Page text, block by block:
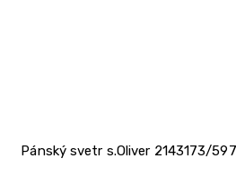
Pánský svetr s.Oliver 2143173/